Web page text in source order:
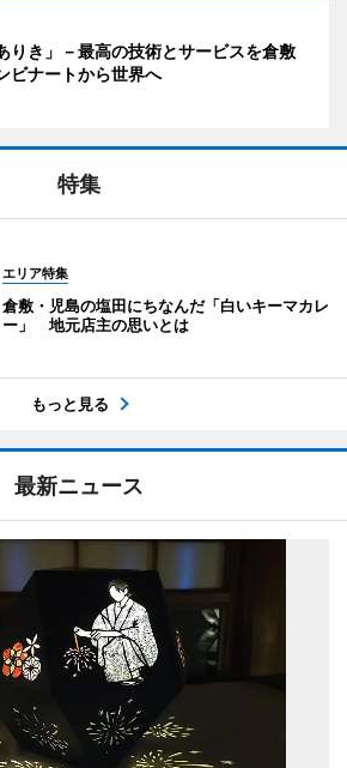
りき」－最高の技術とサービスを倉敷
ビナートから世界へ
特集
エリア特集
倉敷・児島の塩田にちなんだ「白いキーマカレ
ー」 地元店主の思いとは
もっと見る
最新ニュース